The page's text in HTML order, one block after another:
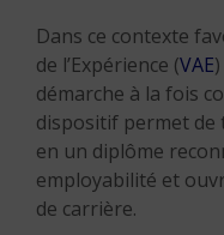
Dans ce contexte
de l’Expérience (VAE
démarche à la fois
dispositif permet de
en un diplôme
employabilité et
de carrière.